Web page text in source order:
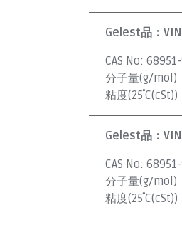
Gelest品：
CAS No:
分子量(g/mol)
粘度(25˚C(cSt))
Gelest品：
CAS No:
分子量(g/mol)
粘度(25˚C(cSt))